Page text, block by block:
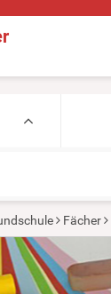
Fächer